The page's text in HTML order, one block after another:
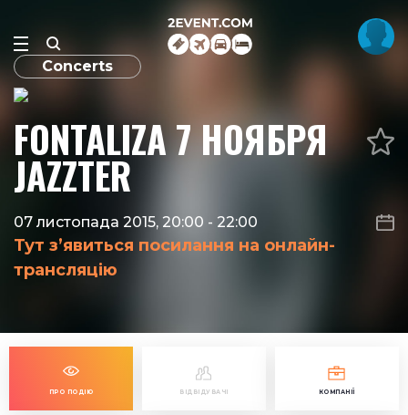
Concerts
FONTALIZA 7 НОЯБРЯ
JAZZTER
07 листопада 2015, 20:00 - 22:00
Тут з’явиться посилання на онлайн-
трансляцію
ПРО ПОДІЮ ВІДВІДУВАЧІ КОМПАНІЇ